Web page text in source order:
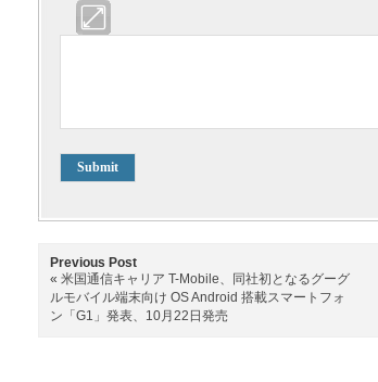
Previous Post
« 米国通信キャリア T-Mobile、同社初となるグーグ
ルモバイル端末向け OS Android 搭載スマートフォ
ン「G1」発表、10月22日発売